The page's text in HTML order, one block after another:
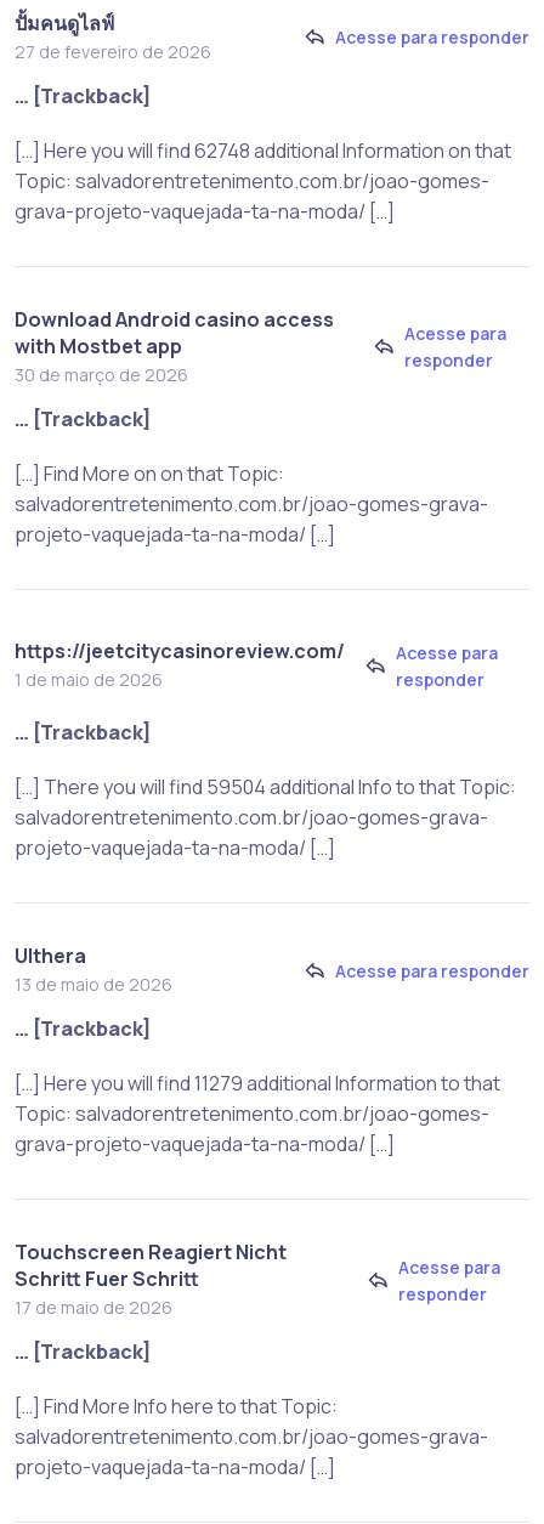
ปั้มคนดูไลฟ์
27 de fevereiro de 2026
Acesse para responder
… [Trackback]
[…] Here you will find 62748 additional Information on that
Topic: salvadorentretenimento.com.br/joao-gomes-
grava-projeto-vaquejada-ta-na-moda/ […]
Download Android casino access
with Mostbet app
30 de março de 2026
Acesse para
responder
… [Trackback]
[…] Find More on on that Topic:
salvadorentretenimento.com.br/joao-gomes-grava-
projeto-vaquejada-ta-na-moda/ […]
https://jeetcitycasinoreview.com/
1 de maio de 2026
Acesse para
responder
… [Trackback]
[…] There you will find 59504 additional Info to that Topic:
salvadorentretenimento.com.br/joao-gomes-grava-
projeto-vaquejada-ta-na-moda/ […]
Ulthera
13 de maio de 2026
Acesse para responder
… [Trackback]
[…] Here you will find 11279 additional Information to that
Topic: salvadorentretenimento.com.br/joao-gomes-
grava-projeto-vaquejada-ta-na-moda/ […]
Touchscreen Reagiert Nicht
Schritt Fuer Schritt
17 de maio de 2026
Acesse para
responder
… [Trackback]
[…] Find More Info here to that Topic:
salvadorentretenimento.com.br/joao-gomes-grava-
projeto-vaquejada-ta-na-moda/ […]